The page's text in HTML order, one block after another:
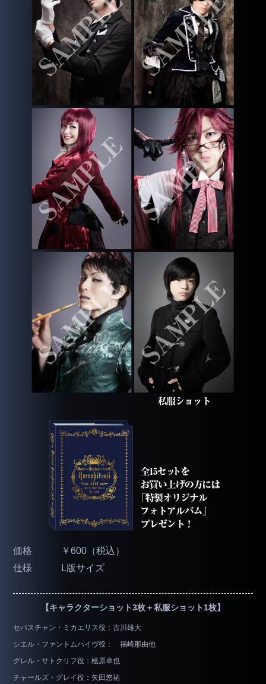
価格
￥600（税込）
仕様
L版サイズ
【キャラクターショット3枚＋私服ショット1枚】
セバスチャン・ミカエリス役：古川雄大
シエル・ファントムハイヴ役： 福崎那由他
グレル・サトクリフ役：植原卓也
チャールズ・グレイ役：矢田悠祐